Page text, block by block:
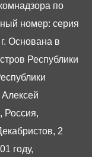
по
номер: серия
Основана в
Республики
Россия,
2
году,